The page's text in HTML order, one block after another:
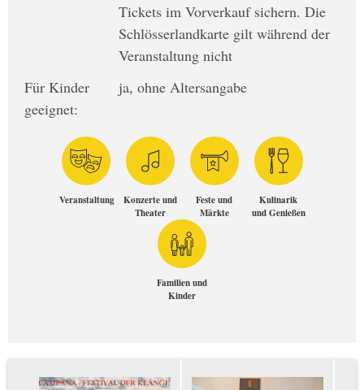
Tickets im Vorverkauf sichern. Die
Schlösserlandkarte gilt während der
Veranstaltung nicht
Für Kinder
geeignet:
ja, ohne Altersangabe
Veranstaltung
Konzerte und
Theater
Feste und
Märkte
Kulinarik
und Genießen
Familien und
Kinder